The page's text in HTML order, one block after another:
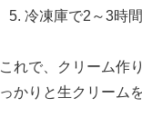
冷凍庫で2～3時
これで、クリーム作
っかりと生クリーム